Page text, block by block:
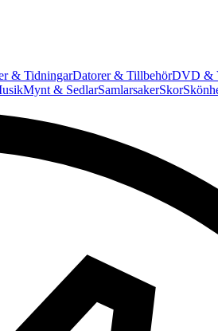
& TidningarDatorer & TillbehörDVD &
Mynt & SedlarSamlarsakerSkor